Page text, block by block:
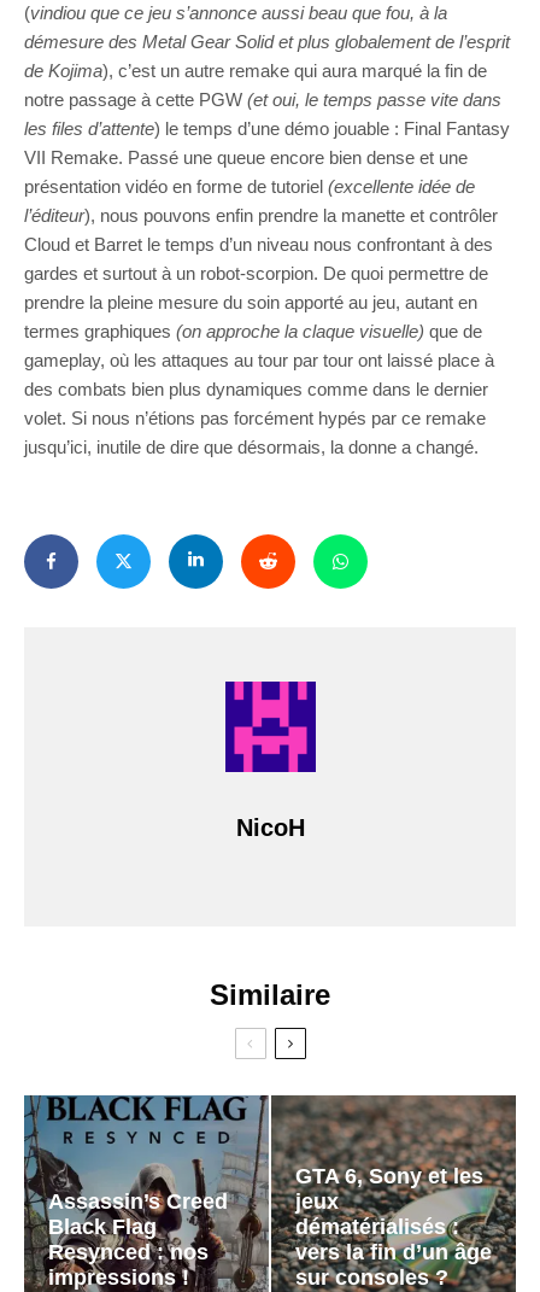
(vindiou que ce jeu s’annonce aussi beau que fou, à la
démesure des Metal Gear Solid et plus globalement de l’esprit
de Kojima), c’est un autre remake qui aura marqué la fin de
notre passage à cette PGW (et oui, le temps passe vite dans
les files d’attente) le temps d’une démo jouable : Final Fantasy
VII Remake. Passé une queue encore bien dense et une
présentation vidéo en forme de tutoriel (excellente idée de
l’éditeur), nous pouvons enfin prendre la manette et contrôler
Cloud et Barret le temps d’un niveau nous confrontant à des
gardes et surtout à un robot-scorpion. De quoi permettre de
prendre la pleine mesure du soin apporté au jeu, autant en
termes graphiques (on approche la claque visuelle) que de
gameplay, où les attaques au tour par tour ont laissé place à
des combats bien plus dynamiques comme dans le dernier
volet. Si nous n’étions pas forcément hypés par ce remake
jusqu’ici, inutile de dire que désormais, la donne a changé.
NicoH
Similaire
Assassin’s Creed
Black Flag
Resynced : nos
impressions !
GTA 6, Sony et les
jeux
dématérialisés :
vers la fin d’un âge
sur consoles ?